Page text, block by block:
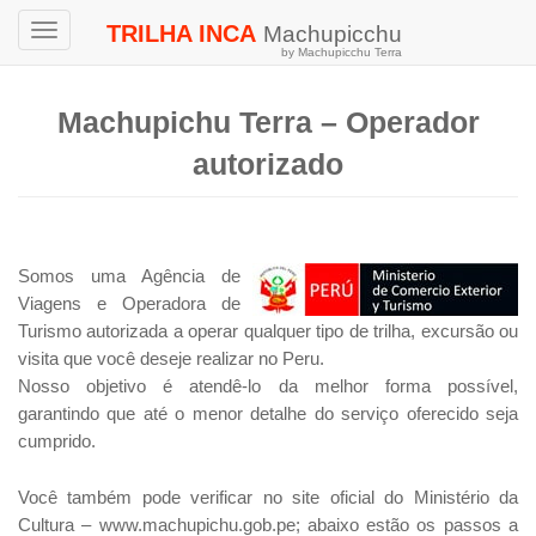
Toggle
TRILHA INCA Machupicchu
by Machupicchu Terra
Machupichu Terra – Operador
autorizado
Somos uma Agência de
Viagens e Operadora de
Turismo autorizada a operar qualquer tipo de trilha, excursão ou
visita que você deseje realizar no Peru.
Nosso objetivo é atendê-lo da melhor forma possível,
garantindo que até o menor detalhe do serviço oferecido seja
cumprido.
Você também pode verificar no site oficial do Ministério da
Cultura – www.machupichu.gob.pe; abaixo estão os passos a